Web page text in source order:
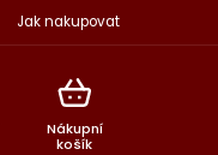
Jak nakupovat
Nákupní
košík